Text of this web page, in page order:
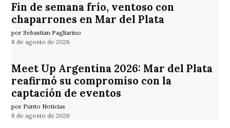
Fin de semana frío, ventoso con
chaparrones en Mar del Plata
por Sebastian Pagliarino
8 de agosto de 2026
Meet Up Argentina 2026: Mar del Plata
reafirmó su compromiso con la
captación de eventos
por Punto Noticias
8 de agosto de 2026